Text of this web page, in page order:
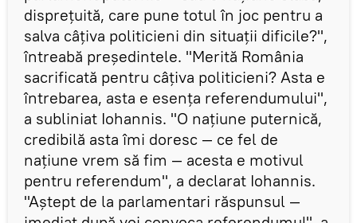
disprețuită, care pune totul în joc pentru a
salva câțiva politicieni din situații dificile?",
întreabă președintele. "Merită România
sacrificată pentru câțiva politicieni? Asta e
întrebarea, asta e esența referendumului",
a subliniat Iohannis. "O națiune puternică,
credibilă asta îmi doresc — ce fel de
națiune vrem să fim — acesta e motivul
pentru referendum", a declarat Iohannis.
"Aștept de la parlamentari răspunsul —